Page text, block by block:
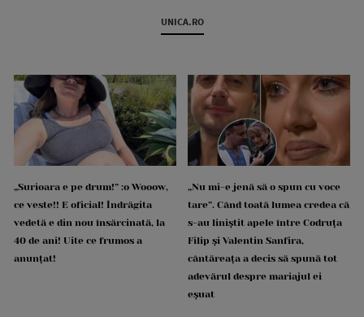
UNICA.RO
„Surioara e pe drum!” :o Wooow,
ce veste!! E oficial! Îndrăgita
vedetă e din nou însărcinată, la
40 de ani! Uite ce frumos a
anunțat!
„Nu mi-e jenă să o spun cu voce
tare”. Când toată lumea credea că
s-au liniștit apele între Codruța
Filip și Valentin Sanfira,
cântăreața a decis să spună tot
adevărul despre mariajul ei
eșuat